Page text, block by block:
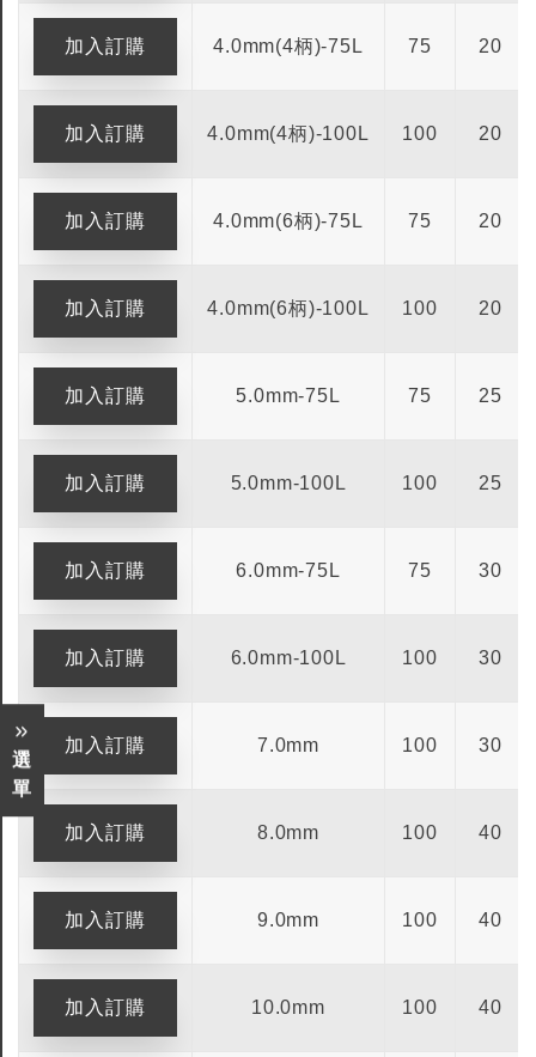
選
單
4.0mm(4柄)-75L 75 20
4.0mm(4柄)-100L 100 20
4.0mm(6柄)-75L 75 20
4.0mm(6柄)-100L 100 20
5.0mm-75L 75 25
5.0mm-100L 100 25
6.0mm-75L 75 30
6.0mm-100L 100 30
7.0mm 100 30
8.0mm 100 40
9.0mm 100 40
10.0mm 100 40